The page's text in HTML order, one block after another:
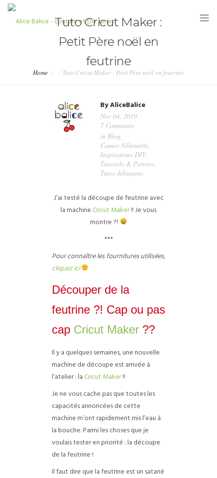
HOME
Tuto Cricut Maker :
Petit Père noël en
feutrine
Home Tuto Cricut Maker : Petit Père noël en feutrine
ByAliceBalice
Nov 04, 2019
7 Comments
in Blog,
Cameo Silhouette,
Inspirations DIY,
Tutoriels & Patrons,
Tutos débutants
J’ai testé la découpe de feutrine avec
la machineCricut Maker!! Je vous
montre ?!
***
Pour connaître les fournitures utilisées,
cliquez ici
Découper de la
feutrine ?! Cap ou pas
cap Cricut Maker??
Il y a quelques semaines, une nouvelle
machine de découpe est arrivée à
l’atelier : laCricut Maker!!
Je ne vous cache pas que toutes les
capacités annoncées de cette
machine m’ont rapidement mis l’eau à
la bouche. Parmi les choses que je
voulais tester en priorité : la découpe
de la feutrine !
Il faut dire que la feutrine est un satané